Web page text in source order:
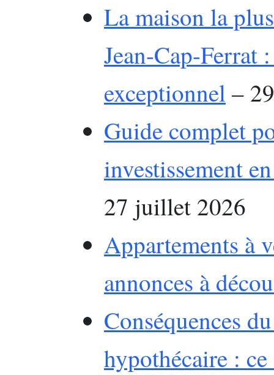
La maison la
Jean-Cap-
exceptionnel –
Guide complet
investissement
27 juillet 2026
Appartements à
annonces à
Conséquences
hypothécaire :